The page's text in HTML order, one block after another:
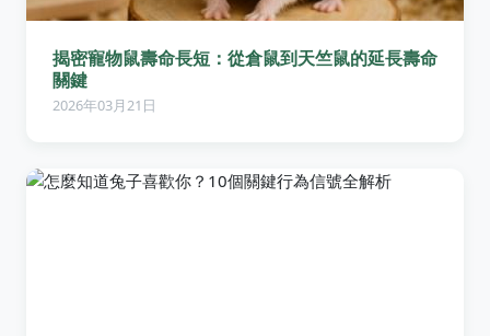
揭密寵物鼠壽命長短：從倉鼠到天竺鼠的延長壽命
關鍵
2026年03月21日